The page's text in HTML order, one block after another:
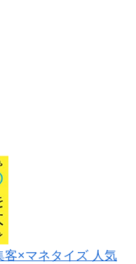
客×マネタイズ 人気